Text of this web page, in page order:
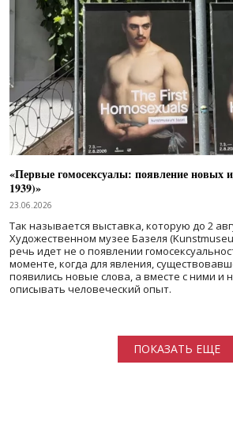
«Первые гомосексуалы: появление новых
1939)»
23.06.2026
Так называется выставка, которую до 2
Художественном музее Базеля
речь идет не о появлении
моменте, когда для явления,
появились новые слова, а вместе с ними и
описывать человеческий опыт.
ПОКАЗАТЬ ЕЩЕ